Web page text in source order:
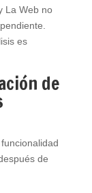
La Web no
es
de
de